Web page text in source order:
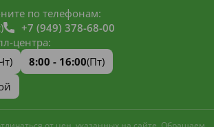
по телефонам:
+7 (949) 378-68-00
центра:
8:00 - 16:00(Пт)